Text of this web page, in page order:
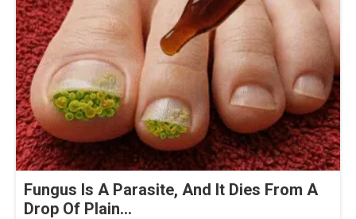
Fungus Is A Parasite, And It Dies From A
Drop Of Plain...